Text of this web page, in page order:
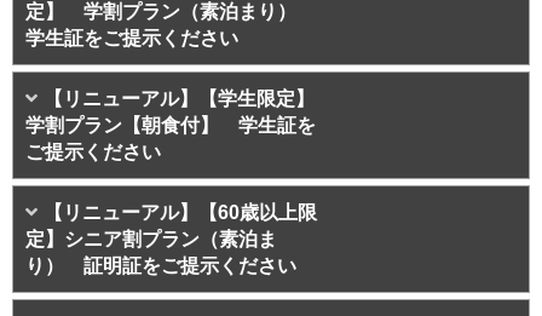
定】 学割プラン（素泊まり）
学生証をご提示ください
【リニューアル】【学生限定】
学割プラン【朝食付】 学生証を
ご提示ください
【リニューアル】【60歳以上限
定】シニア割プラン（素泊ま
り） 証明証をご提示ください